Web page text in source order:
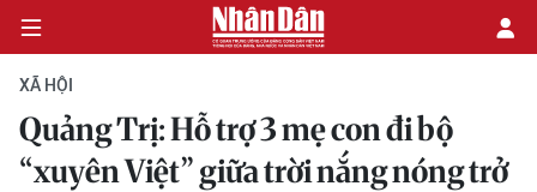
CHÍNH TRỊ
XÃ HỘI
Quảng Trị: Hỗ trợ 3 mẹ con đi bộ
“xuyên Việt” giữa trời nắng nóng trở